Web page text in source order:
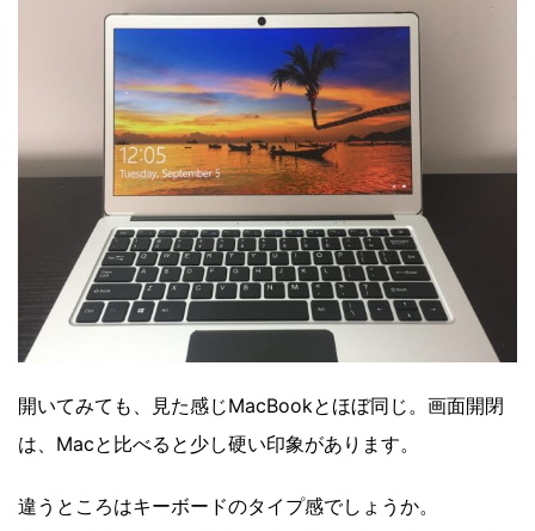
開いてみても、見た感じMacBookとほぼ同じ。画面開閉
は、Macと比べると少し硬い印象があります。
違うところはキーボードのタイプ感でしょうか。